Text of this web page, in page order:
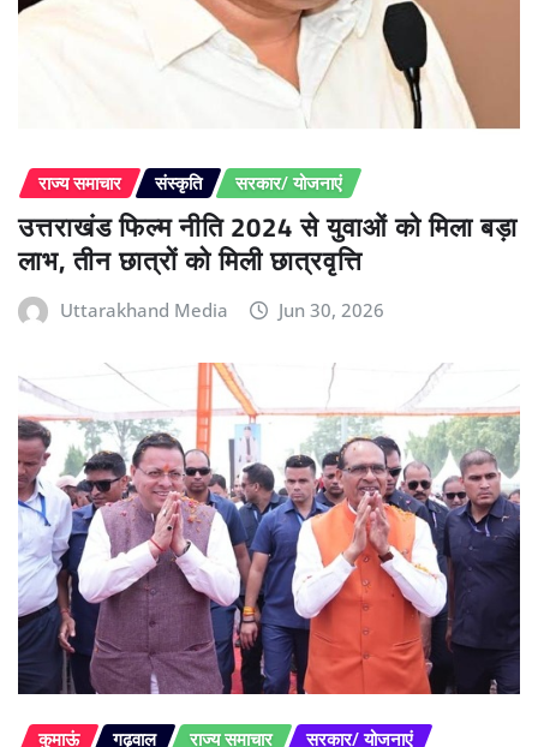
राज्य समाचार संस्कृति सरकार/ योजनाएं
उत्तराखंड फिल्म नीति 2024 से युवाओं को मिला बड़ा
लाभ, तीन छात्रों को मिली छात्रवृत्ति
Uttarakhand Media Jun 30, 2026
कुमाऊं गढ़वाल राज्य समाचार सरकार/ योजनाएं